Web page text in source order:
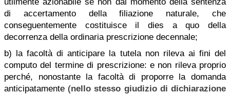
di accertamento della filiazione naturale, che
conseguentemente costituisce il dies a quo della
decorrenza della ordinaria prescrizione decennale;
b) la facoltà di anticipare la tutela non rileva ai fini del
computo del termine di prescrizione: e non rileva proprio
perché, nonostante la facoltà di proporre la domanda
anticipatamente (nello stesso giudizio di dichiarazione